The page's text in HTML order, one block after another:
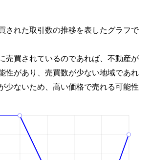
された取引数の推移を表したグラフで
売買されているのであれば、不動産が
性があり、売買数が少ない地域であれ
少ないため、高い価格で売れる可能性